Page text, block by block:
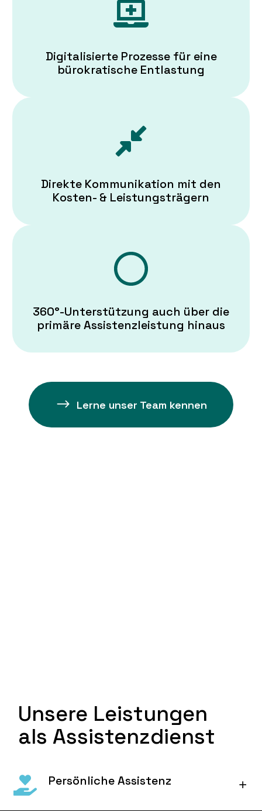
Digitalisierte Prozesse für eine
bürokratische Entlastung
Direkte Kommunikation mit den
Kosten- & Leistungsträgern
360°-Unterstützung auch über die
primäre Assistenzleistung hinaus
Lerne unser Team kennen
Unsere Leistungen
als Assistenzdienst
Persönliche Assistenz